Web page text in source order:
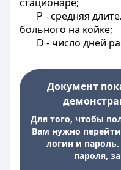
Р - средняя
больного на койке;
D - число дней
Документ
Для того, чтобы
Вам нужно
логин и пароль.
пароля,